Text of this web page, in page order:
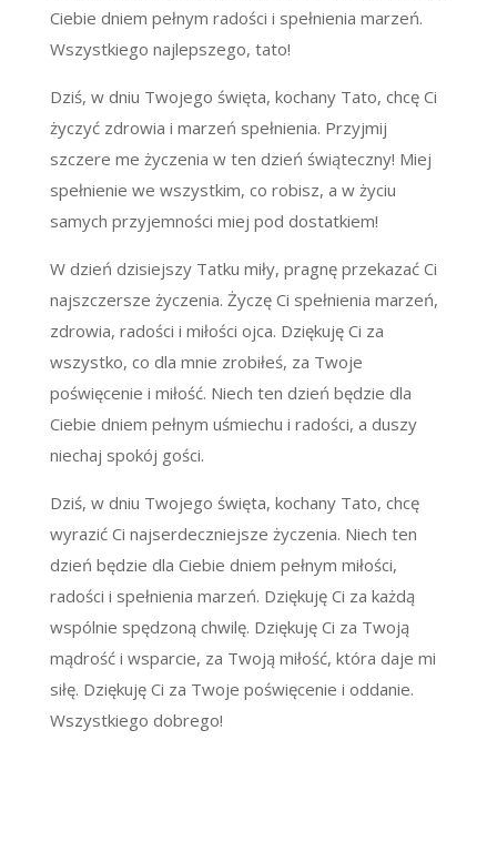
Ciebie dniem pełnym radości i spełnienia marzeń.
Wszystkiego najlepszego, tato!
Dziś, w dniu Twojego święta, kochany Tato, chcę Ci
życzyć zdrowia i marzeń spełnienia. Przyjmij
szczere me życzenia w ten dzień świąteczny! Miej
spełnienie we wszystkim, co robisz, a w życiu
samych przyjemności miej pod dostatkiem!
W dzień dzisiejszy Tatku miły, pragnę przekazać Ci
najszczersze życzenia. Życzę Ci spełnienia marzeń,
zdrowia, radości i miłości ojca. Dziękuję Ci za
wszystko, co dla mnie zrobiłeś, za Twoje
poświęcenie i miłość. Niech ten dzień będzie dla
Ciebie dniem pełnym uśmiechu i radości, a duszy
niechaj spokój gości.
Dziś, w dniu Twojego święta, kochany Tato, chcę
wyrazić Ci najserdeczniejsze życzenia. Niech ten
dzień będzie dla Ciebie dniem pełnym miłości,
radości i spełnienia marzeń. Dziękuję Ci za każdą
wspólnie spędzoną chwilę. Dziękuję Ci za Twoją
mądrość i wsparcie, za Twoją miłość, która daje mi
siłę. Dziękuję Ci za Twoje poświęcenie i oddanie.
Wszystkiego dobrego!